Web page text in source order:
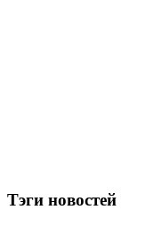
Тэги новостей